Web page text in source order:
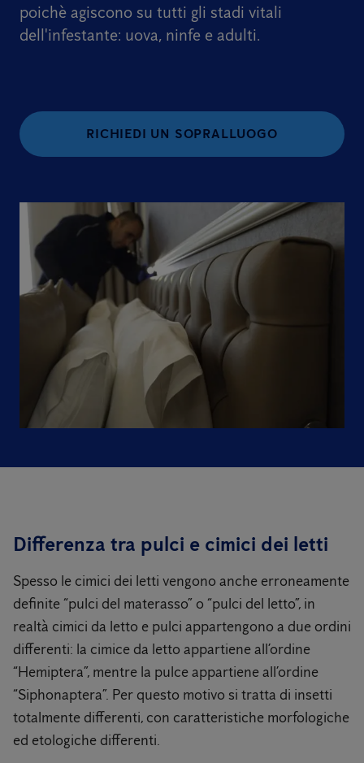
poichè agiscono su tutti gli stadi vitali
dell'infestante: uova, ninfe e adulti.
RICHIEDI UN SOPRALLUOGO
Differenza tra pulci e cimici dei letti
Spesso le cimici dei letti vengono anche erroneamente
definite “pulci del materasso” o “pulci del letto”, in
realtà cimici da letto e pulci appartengono a due ordini
differenti: la cimice da letto appartiene all’ordine
“Hemiptera”, mentre la pulce appartiene all’ordine
“Siphonaptera”. Per questo motivo si tratta di insetti
totalmente differenti, con caratteristiche morfologiche
ed etologiche differenti.